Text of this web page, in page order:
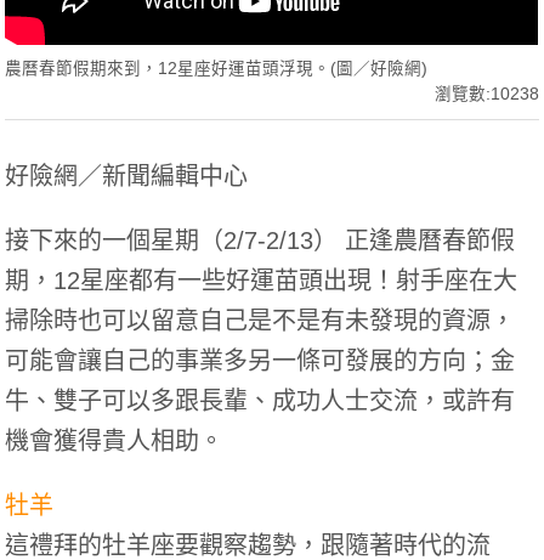
農曆春節假期來到，12星座好運苗頭浮現。(圖／好險網)
瀏覽數:10238
好險網／新聞編輯中心
接下來的一個星期（2/7-2/13） 正逢農曆春節假
期，12星座都有一些好運苗頭出現！射手座在大
掃除時也可以留意自己是不是有未發現的資源，
可能會讓自己的事業多另一條可發展的方向；金
牛、雙子可以多跟長輩、成功人士交流，或許有
機會獲得貴人相助。
牡羊
這禮拜的牡羊座要觀察趨勢，跟隨著時代的流